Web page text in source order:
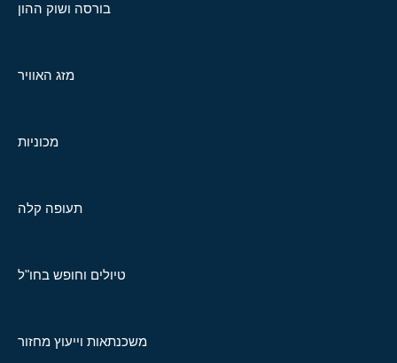
בורסה ושוק ההון
מזג האוויר
מכוניות
תעופה קלה
טיולים וחופש בחו"ל
משכנתאות וייעוץ מחזור